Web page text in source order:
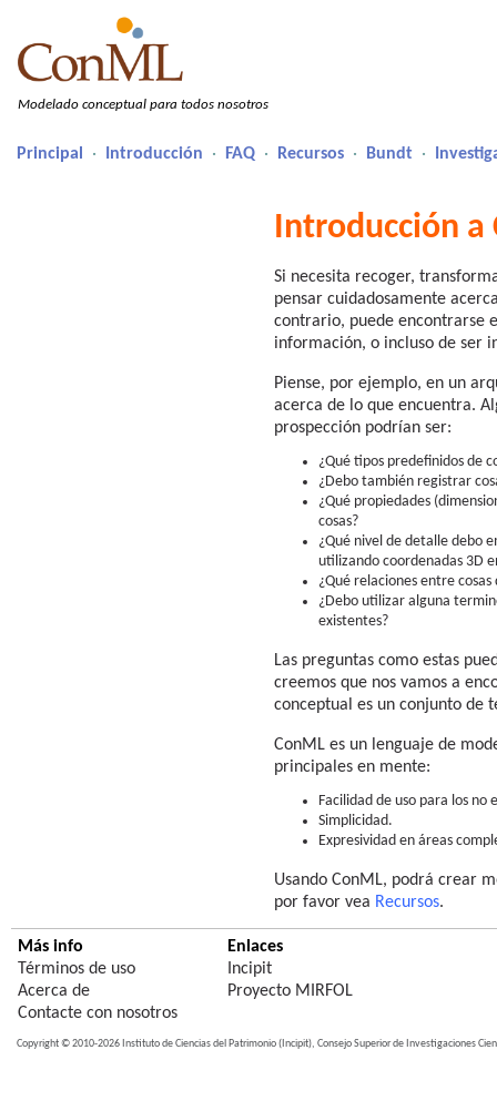
Modelado conceptual para todos nosotros
Principal · Introducción · FAQ · Recursos · Bundt ·
Introducción a
Si necesita recoger,
pensar cuidadosamente
contrario, puede encontrarse
información, o incluso de ser
Piense, por ejemplo, en un
acerca de lo que encuentra.
prospección podrían ser:
¿Qué tipos predefinidos de
¿Debo también registrar
¿Qué propiedades
cosas?
¿Qué nivel de detalle debo
utilizando coordenadas 3D
¿Qué relaciones entre
¿Debo utilizar alguna
existentes?
Las preguntas como estas
creemos que nos vamos a
conceptual es un conjunto de
ConML es un lenguaje de
principales en mente:
Facilidad de uso para los
Simplicidad.
Expresividad en áreas
Usando ConML, podrá crear
por favor vea Recursos.
Más info
Términos de uso
Acerca de
Contacte con nosotros
Enlaces
Incipit
Proyecto MIRFOL
Copyright © 2010-2026 Instituto de Ciencias del Patrimonio (Incipit), Consejo Superior de Investigaciones